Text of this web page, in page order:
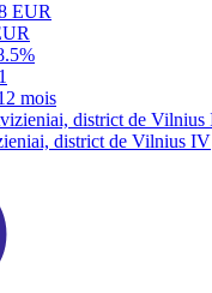
EUR
mois
district de Vilnius IV